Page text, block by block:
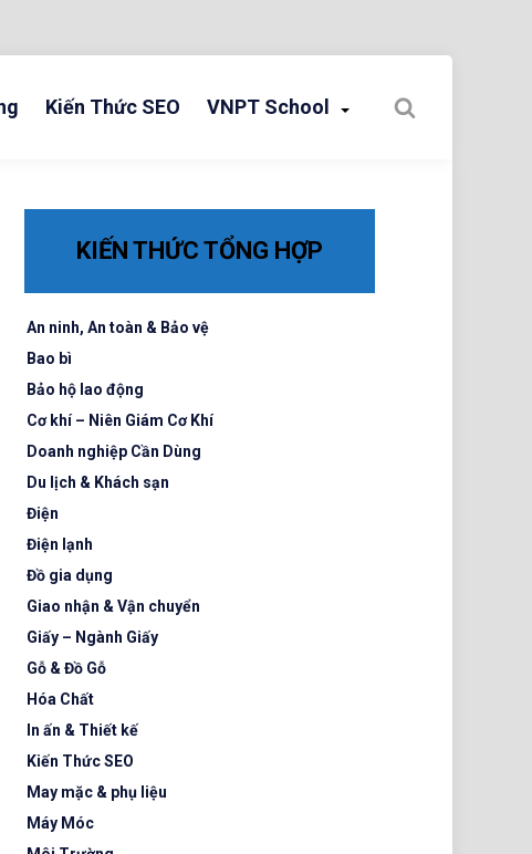
Kiến Thức SEO VNPT School
KIẾN THỨC TỔNG HỢP
An ninh, An toàn & Bảo vệ
Bao bì
Bảo hộ lao động
Cơ khí – Niên Giám Cơ Khí
Doanh nghiệp Cần Dùng
Du lịch & Khách sạn
Điện
Điện lạnh
Đồ gia dụng
Giao nhận & Vận chuyển
Giấy – Ngành Giấy
Gỗ & Đồ Gỗ
Hóa Chất
In ấn & Thiết kế
Kiến Thức SEO
May mặc & phụ liệu
Máy Móc